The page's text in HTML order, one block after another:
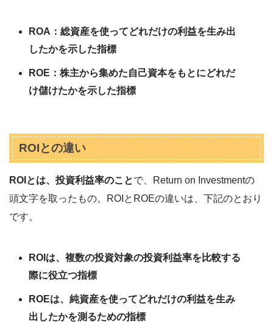
ROA：総資産を使ってどれだけの利益を生み出
したかを示した指標
ROE：株主から集めた自己資本をもとにどれだ
け儲けたかを示した指標
ROIとの違い
ROIとは、投資利益率のことで、Return on Investmentの
頭文字を取ったもの。ROIとROEの違いは、下記のとおり
です。
ROIは、複数の投資対象の投資利益率を比較する
際に役立つ指標
ROEは、純資産を使ってどれだけの利益を生み
出したかを測るための指標